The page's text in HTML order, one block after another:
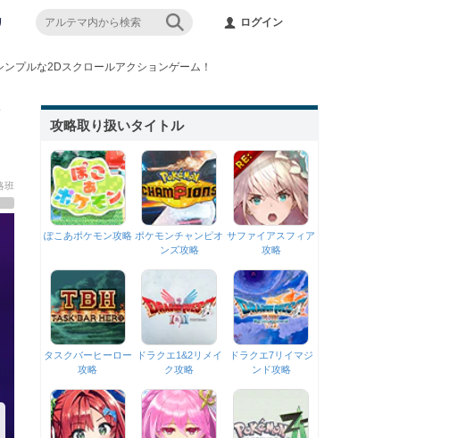
ログイン
プルな2Dスクロールアクションゲーム！
班
攻略取り扱いタイトル
ぽこあポケモン攻略 ポケモンチャンピオ
ンズ攻略
サファイアスフィア
攻略
タスクバーヒーロー
攻略
ドラクエ1&2リメイ
ク攻略
ドラクエ7リイマジ
ンド攻略